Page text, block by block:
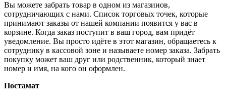
Вы можете забрать товар в одном из магазинов,
сотрудничающих с нами. Список торговых точек, которые
принимают заказы от нашей компании появится у вас в
корзине. Когда заказ поступит в ваш город, вам придёт
уведомление. Вы просто идёте в этот магазин, обращаетесь к
сотруднику в кассовой зоне и называете номер заказа. Забрать
покупку может ваш друг или родственник, который знает
номер и имя, на кого он оформлен.
Постамат